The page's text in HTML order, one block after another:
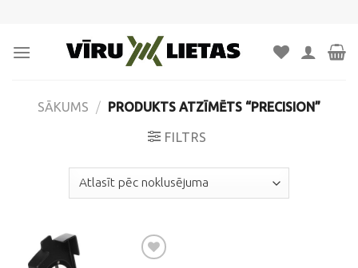
content
SĀKUMS / PRODUKTS ATZĪMĒTS “PRECISION”
FILTRS